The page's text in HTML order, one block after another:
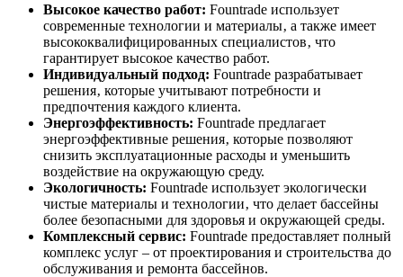
Высокое качество работ: Fountrade использует
современные технологии и материалы‚ а также имеет
высококвалифицированных специалистов‚ что
гарантирует высокое качество работ.
Индивидуальный подход: Fountrade разрабатывает
решения‚ которые учитывают потребности и
предпочтения каждого клиента.
Энергоэффективность: Fountrade предлагает
энергоэффективные решения‚ которые позволяют
снизить эксплуатационные расходы и уменьшить
воздействие на окружающую среду.
Экологичность: Fountrade использует экологически
чистые материалы и технологии‚ что делает бассейны
более безопасными для здоровья и окружающей среды.
Комплексный сервис: Fountrade предоставляет полный
комплекс услуг – от проектирования и строительства до
обслуживания и ремонта бассейнов.